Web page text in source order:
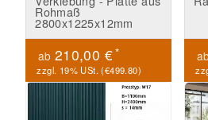
Rohmaß
2800x1225x12mm
ab 210,00 €*
zzgl. 19% USt. (€499.80)
ab